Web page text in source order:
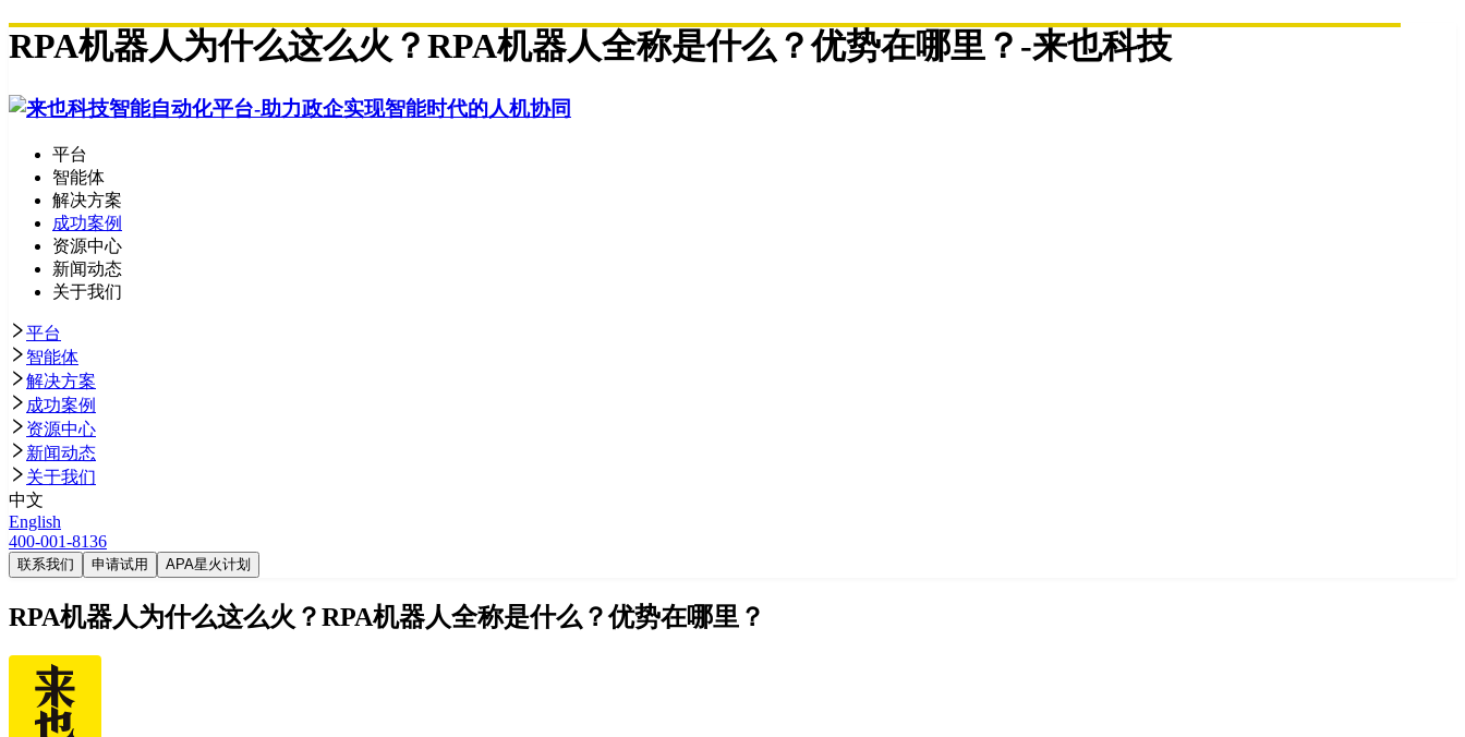
RPA机器人为什么这么火？RPA机器人全称是什么？优势在哪里？-来也科技
平台
智能体
解决方案
成功案例
资源中心
新闻动态
关于我们
平台
智能体
解决方案
成功案例
资源中心
新闻动态
关于我们
中文
English
400-001-8136
联系我们 申请试用 APA星火计划
RPA机器人为什么这么火？RPA机器人全称是什么？优势在哪里？